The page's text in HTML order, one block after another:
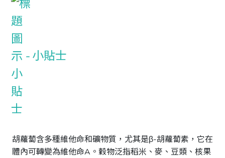
小貼士
胡蘿蔔含多種維他命和礦物質，尤其是β-胡蘿蔔素，它在
體內可轉變為維他命A。穀物泛指稻米、麥、豆類、核果